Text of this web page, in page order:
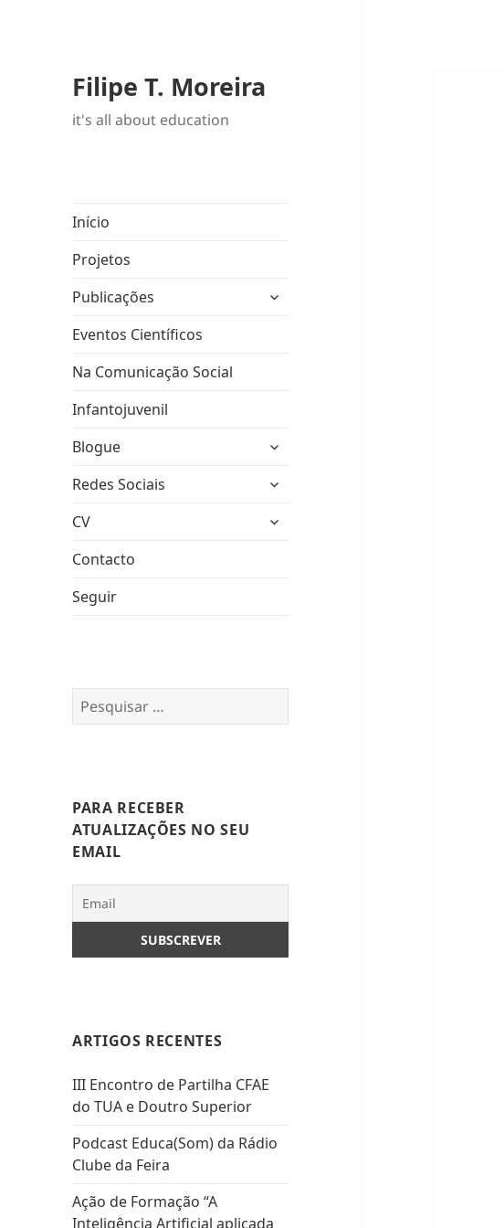
Filipe T. Moreira
it's all about education
Início
Projetos
Publicações
expandir
Eventos Científicos
Na Comunicação Social
Infantojuvenil
Blogue
expandir
Redes Sociais
expandir
CV
expandir
Contacto
Seguir
Pesquisar
por:
PARA RECEBER
ATUALIZAÇÕES NO SEU
EMAIL
ARTIGOS RECENTES
III Encontro de Partilha CFAE
do TUA e Doutro Superior
Podcast Educa(Som) da Rádio
Clube da Feira
Ação de Formação “A
Inteligência Artificial aplicada